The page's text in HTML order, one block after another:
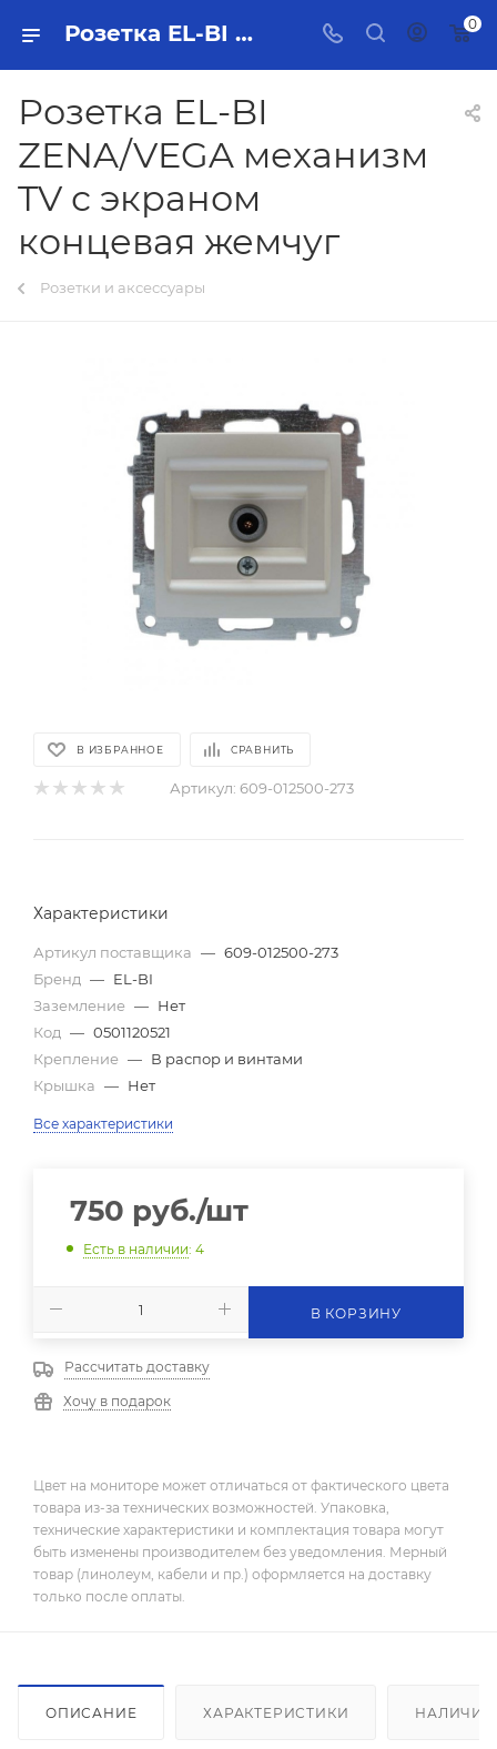
Розетка EL-BI ZENA/VEGA механизм TV с экраном кoнцевая жемчуг Тольятти - купить в интернет-магазине, каталог с ценами и характеристиками 0
Розетка EL-BI
ZENA/VEGA механизм
TV с экраном
кoнцевая жемчуг
Розетки и аксессуары
В ИЗБРАННОЕ СРАВНИТЬ
Артикул: 609-012500-273
Характеристики
Артикул поставщика — 609-012500-273
Бренд — EL-BI
Заземление — Нет
Код — 0501120521
Крепление — В распор и винтами
Крышка — Нет
Все характеристики
750 руб./шт
Есть в наличии: 4
В КОРЗИНУ
Рассчитать доставку
Хочу в подарок
Цвет на мониторе может отличаться от фактического цвета
товара из-за технических возможностей. Упаковка,
технические характеристики и комплектация товара могут
быть изменены производителем без уведомления. Мерный
товар (линолеум, кабели и пр.) оформляется на доставку
только после оплаты.
ОПИСАНИЕ ХАРАКТЕРИСТИКИ НАЛИЧИЕ